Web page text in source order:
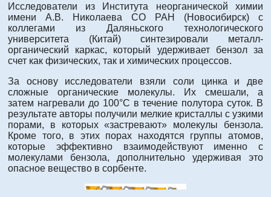
Исследователи из Института неорганической химии
имени А.В. Николаева СО РАН (Новосибирск) с
коллегами из Даляньского технологического
университета (Китай) синтезировали металл-
органический каркас, который удерживает бензол за
счет как физических, так и химических процессов.
За основу исследователи взяли соли цинка и две
сложные органические молекулы. Их смешали, а
затем нагревали до 100°С в течение полутора суток. В
результате авторы получили мелкие кристаллы с узкими
порами, в которых «застревают» молекулы бензола.
Кроме того, в этих порах находятся группы атомов,
которые эффективно взаимодействуют именно с
молекулами бензола, дополнительно удерживая это
опасное вещество в сорбенте.